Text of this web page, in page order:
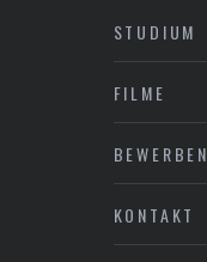
STUDIUM
FILME
BEWERBEN
KONTAKT